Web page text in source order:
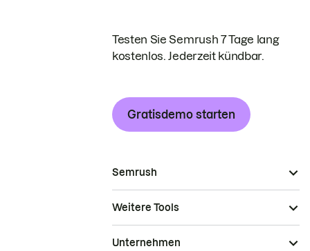
Testen Sie Semrush 7 Tage lang
kostenlos. Jederzeit kündbar.
Gratisdemo starten
Semrush
Weitere Tools
Unternehmen